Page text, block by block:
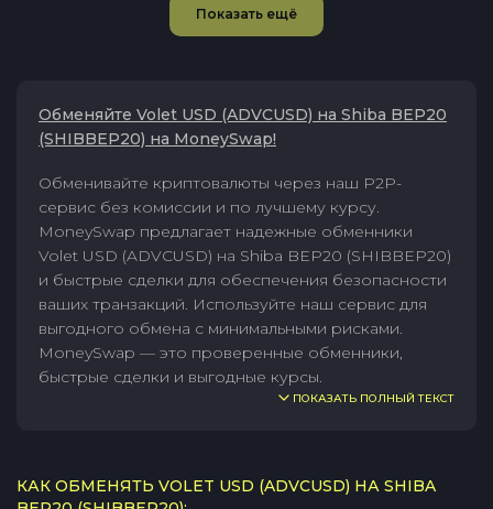
Показать ещё
Обменяйте Volet USD (ADVCUSD) на Shiba BEP20
(SHIBBEP20) на MoneySwap!
Обменивайте криптовалюты через наш P2P-
сервис без комиссии и по лучшему курсу.
MoneySwap предлагает надежные обменники
Volet USD (ADVCUSD) на Shiba BEP20 (SHIBBEP20)
и быстрые сделки для обеспечения безопасности
ваших транзакций. Используйте наш сервис для
выгодного обмена с минимальными рисками.
MoneySwap — это проверенные обменники,
быстрые сделки и выгодные курсы.
ПОКАЗАТЬ ПОЛНЫЙ ТЕКСТ
КАК ОБМЕНЯТЬ VOLET USD (ADVCUSD) НА SHIBA